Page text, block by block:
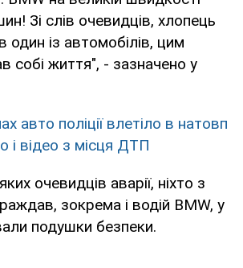
Зі слів очевидців, хлопець
один із автомобілів, цим
собі життя", - зазначено у
авто поліції влетіло в натовп
і відео з місця ДТП
очевидців аварії, ніхто з
зокрема і водій BMW, у
подушки безпеки.